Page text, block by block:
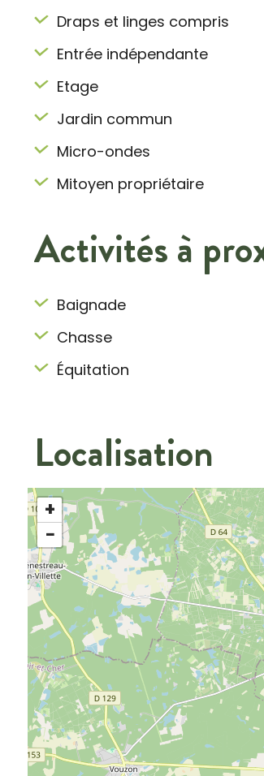
Draps et linges compris
Entrée indépendante
Etage
Jardin commun
Micro-ondes
Mitoyen propriétaire
Activités à
Baignade
Chasse
Équitation
Localisation
+
−